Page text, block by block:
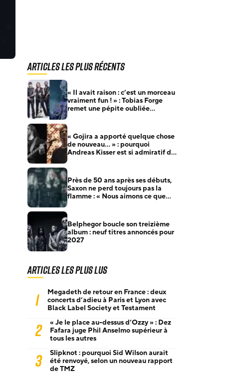
Articles les plus récents
« Il avait raison : c’est un morceau
vraiment fun ! » : Tobias Forge
remet une pépite oubliée
« Gojira a apporté quelque chose
de nouveau… » : pourquoi
Andreas Kisser est si admiratif du
Près de 50 ans après ses débuts,
Saxon ne perd toujours pas la
flamme : « Nous aimons ce que
Belphegor boucle son treizième
album : neuf titres annoncés pour
2027
Articles les plus lus
1
Megadeth de retour en France : deux
concerts d’adieu à Paris et Lyon avec
Black Label Society et Testament
2
« Je le place au-dessus d’Ozzy » : Dez
Fafara juge Phil Anselmo supérieur à
tous les autres
3
Slipknot : pourquoi Sid Wilson aurait
été renvoyé, selon un nouveau rapport
de TMZ